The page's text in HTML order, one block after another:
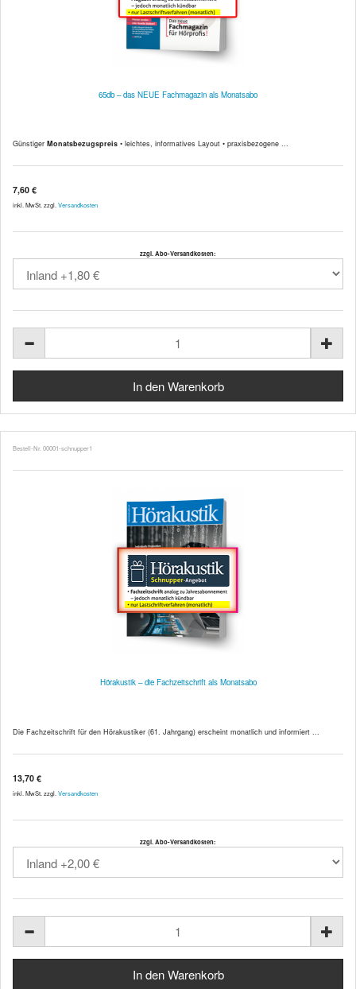
65db – das NEUE Fachmagazin als Monatsabo
Günstiger Monatsbezugspreis • leichtes, informatives Layout • praxisbezogene ...
7,60 €
inkl. MwSt. zzgl. Versandkosten
zzgl. Abo-Versandkosten:
Bestell-Nr. 00001-schnupper1
Hörakustik – die Fachzeitschrift als Monatsabo
Die Fachzeitschrift für den Hörakustiker (61. Jahrgang) erscheint monatlich und informiert ...
13,70 €
inkl. MwSt. zzgl. Versandkosten
zzgl. Abo-Versandkosten: